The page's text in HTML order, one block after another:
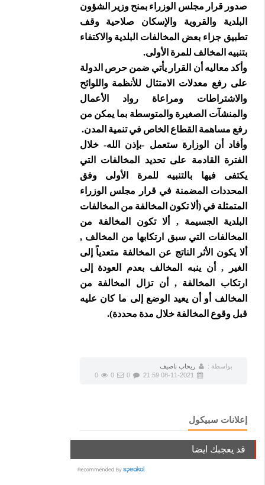
صدور قرار مجلس الوزراء بمنح وزير الشؤون
البلدية والقروية والإسكان صلاحية وقف
تطبيق جزاء بعض المخالفات البلدية والاكتفاء
بتنبيه المخالف للمرة الأولى.
وأكد معاليه أن القرار يأتي ضمن حرص الدولة
على رفع معدلات الامتثال للأنظمة واللوائح
والاشتراطات ومراعاة رواد الأعمال
والمنشآت الصغيرة والمتوسطة بما يمكن من
رفع مساهمة القطاع الخاص في تنمية المدن.
وأفاد أن الوزارة ستعمل -بإذن الله- خلال
الفترة القادمة على تحديد المخالفات التي
يكتفى فيها بالتنبيه للمرة الأولى وفق
المحددات المضمنة في قرار مجلس الوزراء
المتمثلة في (ألا تكون المخالفة من المخالفات
البلدية الجسيمة , ألا تكون المخالفة من
المخالفات التي سبق ارتكابها من المخالف ,
ألا يكون الأثر الناتج عن المخالفة متعدياً إلى
الغير , أن ينبه المخالف بعدم العودة إلى
ارتكاب المخالفة , أن تزال المخالفة من
المخالف أو أن يعيد الوضع إلى ما كان عليه
قبل وقوع المخالفة خلال مدة محددة).
بواسطة :
ريحاب ناصيف
0
0
إعلانات سبيكول
قد يعجبك ايضا